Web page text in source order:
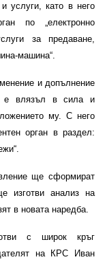
услуги, като в него
по „електронно
за предаване,
машина“.
и допълнение
е влязъл в сила и
му. С него
орган в раздел:
ще сформират
изготви анализ на
в новата наредба.
с широк кръг
на КРС Иван